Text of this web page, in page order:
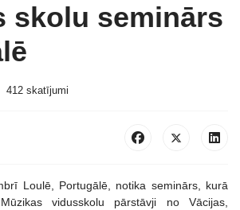
skolu seminārs
412 skatījumi
Loulē, Portugālē, notika seminārs, kurā
vidusskolu pārstāvji no Vācijas,